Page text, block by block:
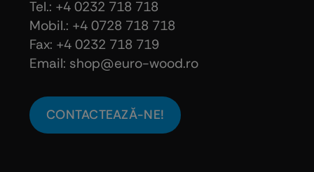
Tel.: +4 0232 718 718
Mobil.: +4 0728 718 718
Fax: +4 0232 718 719
Email: shop@euro-wood.ro
CONTACTEAZĂ-NE!